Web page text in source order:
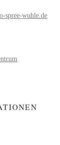
spree-wuhle.de